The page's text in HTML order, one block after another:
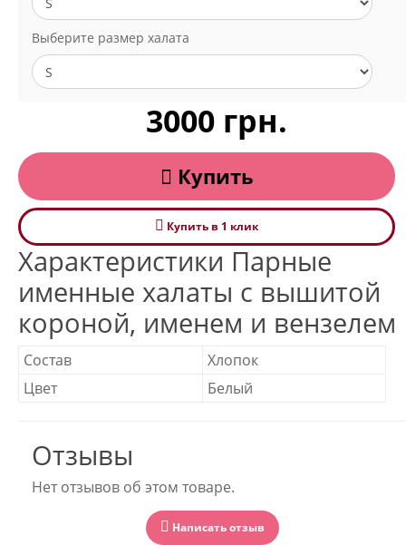
Выберите размер халата
3000 грн.
Купить
Купить в 1 клик
Характеристики Парные
именные халаты с вышитой
короной, именем и вензелем
Состав
Хлопок
Цвет
Белый
Отзывы
Нет отзывов об этом товаре.
Написать отзыв